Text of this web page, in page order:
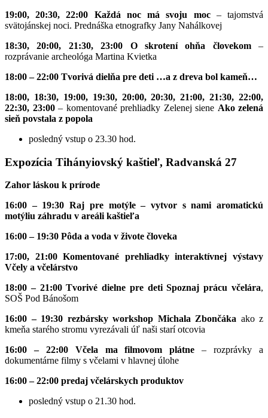
19:00, 20:30, 22:00
Každá noc má svoju moc– tajomstvá
svätojánskej noci. Prednáška etnografky Jany Nahálkovej
18:30, 20:00, 21:30, 23:00
O skrotení ohňa človekom–
rozprávanie archeológa Martina Kvietka
18:00 – 22:00 Tvorivá dielňa pre deti …a z dreva bol kameň…
18:00, 18:30, 19:00, 19:30, 20:00, 20:30, 21:00, 21:30, 22:00,
22:30, 23:00– komentované prehliadky Zelenej siene Ako zelená
sieň povstala z popola
posledný vstup o 23.30 hod.
Expozícia Tihányiovský kaštieľ, Radvanská 27
Zahor láskou k prírode
16:00 – 19:30 Raj pre motýle – vytvor s nami aromatickú
motýliu záhradu v areáli kaštieľa
16:00 – 19:30 Pôda a voda v živote človeka
17:00, 21:00 Komentované prehliadky interaktívnej výstavy
Včely a včelárstvo
18:00 – 21:00 Tvorivé dielne pre deti Spoznaj prácu včelára,
SOŠ Pod Bánošom
16:00 – 19:30 rezbársky workshop Michala Zbončáka ako z
kmeňa starého stromu vyrezávali úľ naši starí otcovia
16:00 – 22:00 Včela ma filmovom plátne – rozprávky a
dokumentárne filmy s včelami v hlavnej úlohe
16:00 – 22:00 predaj včelárskych produktov
posledný vstup o 21.30 hod.